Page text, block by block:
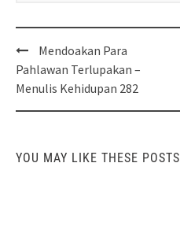
Post
navigation
Mendoakan Para
Pahlawan Terlupakan –
Menulis Kehidupan 282
YOU MAY LIKE THESE POSTS